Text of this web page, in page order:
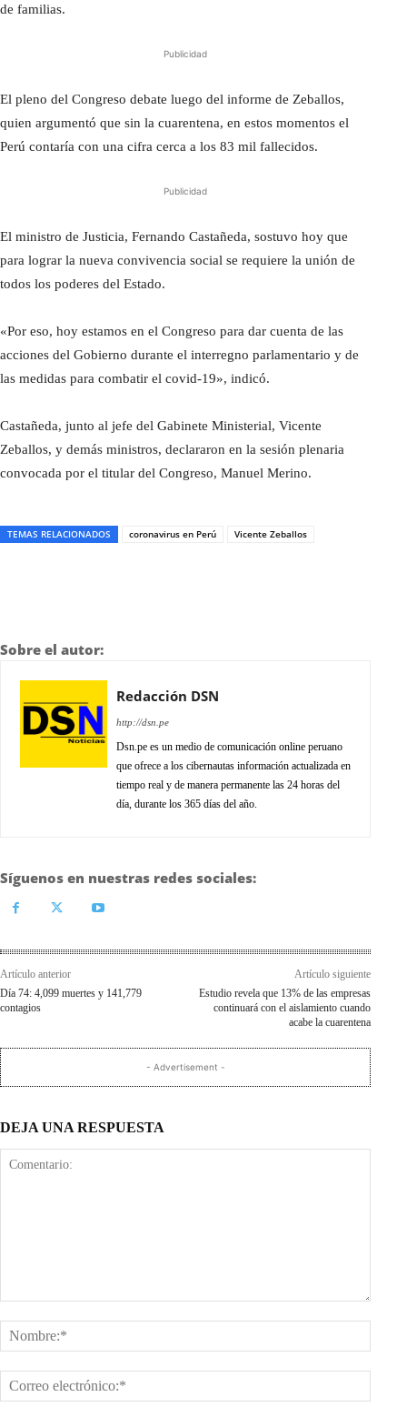
de familias.
Publicidad
El pleno del Congreso debate luego del informe de Zeballos,
quien argumentó que sin la cuarentena, en estos momentos el
Perú contaría con una cifra cerca a los 83 mil fallecidos.
Publicidad
El ministro de Justicia, Fernando Castañeda, sostuvo hoy que
para lograr la nueva convivencia social se requiere la unión de
todos los poderes del Estado.
«Por eso, hoy estamos en el Congreso para dar cuenta de las
acciones del Gobierno durante el interregno parlamentario y de
las medidas para combatir el covid-19», indicó.
Castañeda, junto al jefe del Gabinete Ministerial, Vicente
Zeballos, y demás ministros, declararon en la sesión plenaria
convocada por el titular del Congreso, Manuel Merino.
TEMAS RELACIONADOS coronavirus en Perú Vicente Zeballos
Sobre el autor:
Redacción DSN
http://dsn.pe
Dsn.pe es un medio de comunicación online peruano
que ofrece a los cibernautas información actualizada en
tiempo real y de manera permanente las 24 horas del
día, durante los 365 días del año.
Síguenos en nuestras redes sociales:
Artículo anterior
Día 74: 4,099 muertes y 141,779
contagios
Artículo siguiente
Estudio revela que 13% de las empresas
continuará con el aislamiento cuando
acabe la cuarentena
- Advertisement -
DEJA UNA RESPUESTA